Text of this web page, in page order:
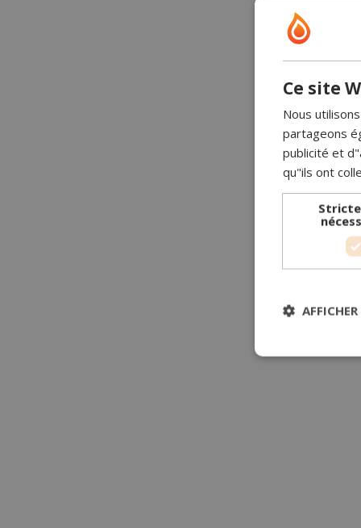
Ce site
Nous
partageons
publicité et
qu"ils ont